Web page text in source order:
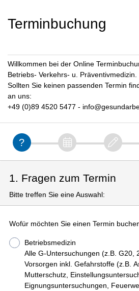
Terminbuchung
Willkommen bei der Online
Betriebs- Verkehrs- u. Präventivmedizin.
Sollten Sie keinen passenden Termin
an uns:
+49 (0)89 4520 5477 -
1. Fragen zum Termin
Bitte treffen Sie eine Auswahl:
Wofür möchten Sie einen Termin
Betriebsmedizin
Alle G-Untersuchungen (z.B. G20,
Vorsorgen inkl. Gefahrstoffe (z.B.
Mutterschutz,
Eignungsuntersuchungen,